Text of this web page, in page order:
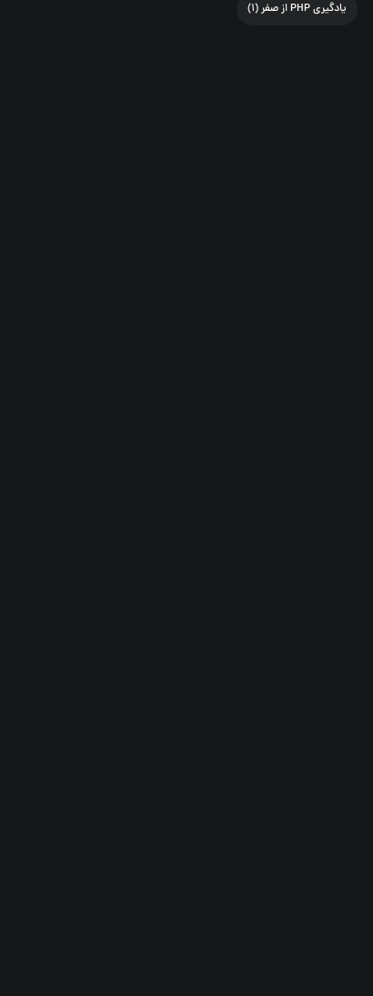
یادگیری PHP از صفر (۱)